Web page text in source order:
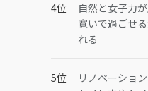
自然と女子力
寛いで過ごせ
れる
リノベーショ